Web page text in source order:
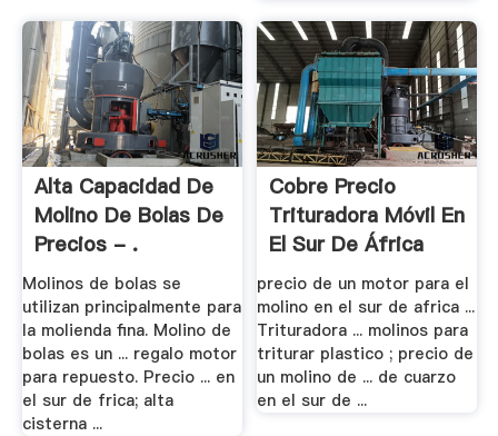
Alta Capacidad De
Molino De Bolas De
Precios - .
Molinos de bolas se
utilizan principalmente para
la molienda fina. Molino de
bolas es un ... regalo motor
para repuesto. Precio ... en
el sur de frica; alta
cisterna ...
Cobre Precio
Trituradora Móvil En
El Sur De África
precio de un motor para el
molino en el sur de africa ...
Trituradora ... molinos para
triturar plastico ; precio de
un molino de ... de cuarzo
en el sur de ...